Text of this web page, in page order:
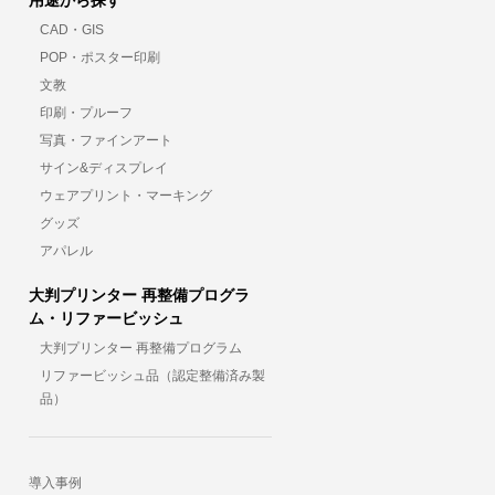
CAD・GIS
POP・ポスター印刷
文教
印刷・プルーフ
写真・ファインアート
サイン&ディスプレイ
ウェアプリント・マーキング
グッズ
アパレル
大判プリンター 再整備プログラ
ム・リファービッシュ
大判プリンター 再整備プログラム
リファービッシュ品（認定整備済み製
品）
導入事例